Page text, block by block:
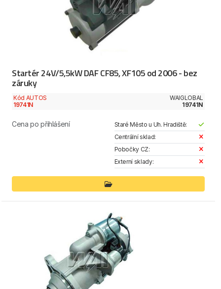
Startér 24V/5,5kW DAF CF85, XF105 od 2006 - bez
záruky
Kód AUTOS
19741N
WAIGLOBAL
19741N
Cena po přihlášení
Staré Město u Uh. Hradiště:
Centrální sklad:
Pobočky CZ:
Externí sklady: